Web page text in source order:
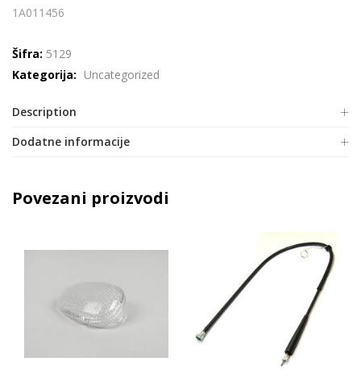
1A011456
Šifra: 5129
Kategorija: Uncategorized
Description
Dodatne informacije
Povezani proizvodi